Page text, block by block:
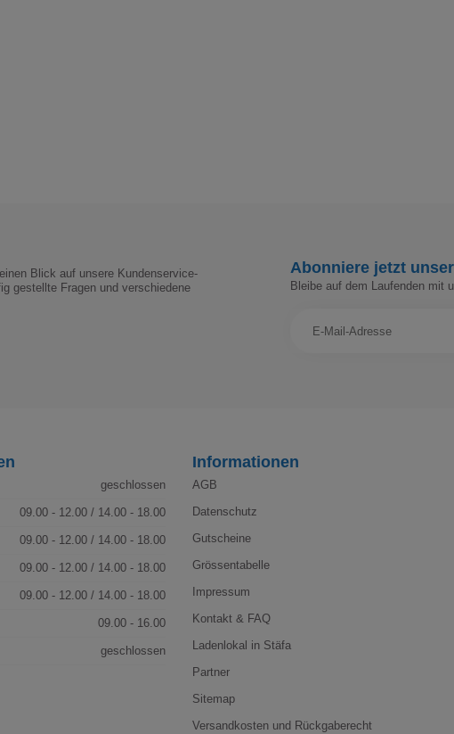
Blick auf unsere Kundenservice-
gestellte Fragen und verschiedene
Abonniere jetzt
Bleibe auf dem Laufenden mit
geschlossen
09.00 - 12.00 / 14.00 - 18.00
09.00 - 12.00 / 14.00 - 18.00
09.00 - 12.00 / 14.00 - 18.00
09.00 - 12.00 / 14.00 - 18.00
09.00 - 16.00
geschlossen
Informationen
AGB
Datenschutz
Gutscheine
Grössentabelle
Impressum
Kontakt & FAQ
Ladenlokal in Stäfa
Partner
Sitemap
Versandkosten und Rückgaberecht